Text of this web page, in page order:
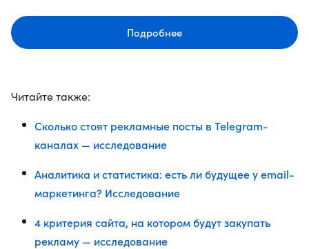
Подробнее
Читайте также:
Сколько стоят рекламные посты в Telegram-
каналах — исследование
Аналитика и статистика: есть ли будущее у email-
маркетинга? Исследование
4 критерия сайта, на котором будут закупать
рекламу — исследование